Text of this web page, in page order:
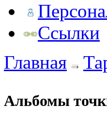
Ссылки
Главная
Альбомы